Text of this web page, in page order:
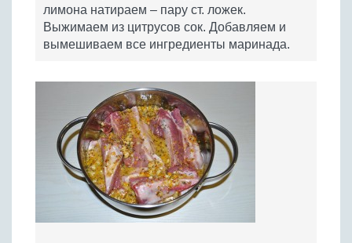
лимона натираем – пару ст. ложек.
Выжимаем из цитрусов сок. Добавляем и
вымешиваем все ингредиенты маринада.